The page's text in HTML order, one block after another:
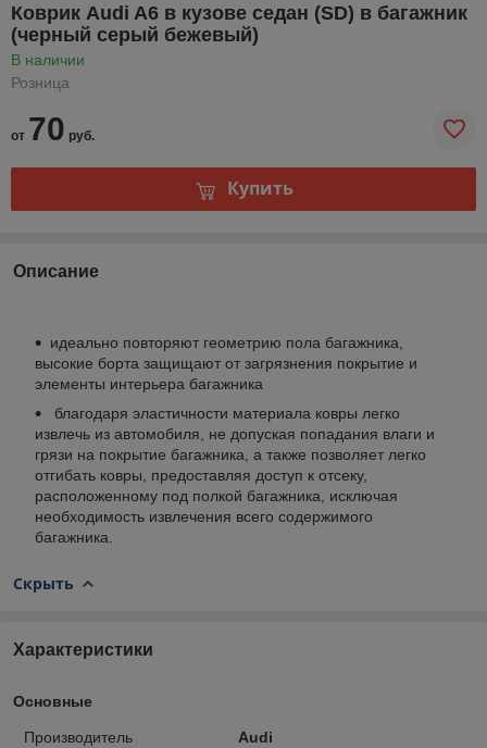
Коврик Audi A6 в кузове седан (SD) в багажник
(черный серый бежевый)
В наличии
Розница
от 70 руб.
Купить
Описание
идеально повторяют геометрию пола багажника,
высокие борта защищают от загрязнения покрытие и
элементы интерьера багажника
благодаря эластичности материала ковры легко
извлечь из автомобиля, не допуская попадания влаги и
грязи на покрытие багажника, а также позволяет легко
отгибать ковры, предоставляя доступ к отсеку,
расположенному под полкой багажника, исключая
необходимость извлечения всего содержимого
багажника.
Скрыть
Характеристики
Основные
Производитель
Audi